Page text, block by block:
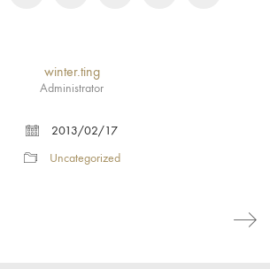
winter.ting
Administrator
2013/02/17
Uncategorized